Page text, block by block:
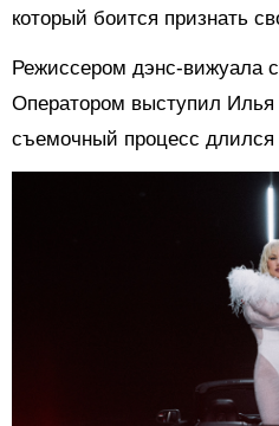
который боится признать
Режиссером дэнс-вижуала
Оператором выступил
съемочный процесс длился